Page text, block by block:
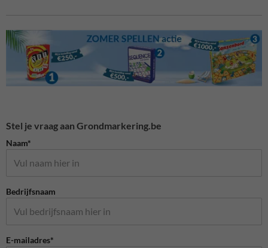
Stel je vraag aan Grondmarkering.be
Naam*
Bedrijfsnaam
E-mailadres*